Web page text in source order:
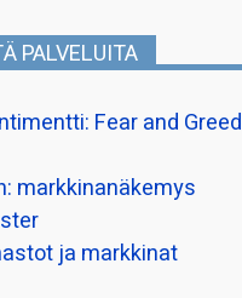
PALVELUITA
Fear and Greed
markkinanäkemys
ja markkinat